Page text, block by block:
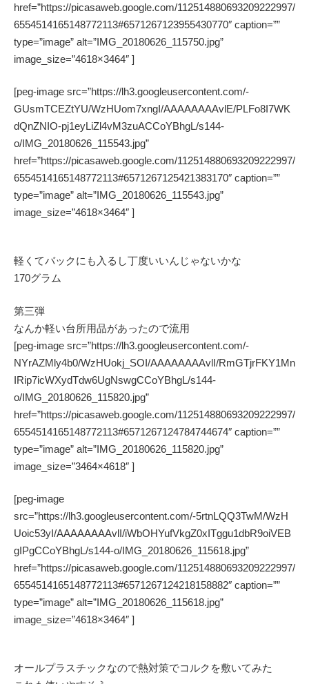
href=”https://picasaweb.google.com/112514880693209222997/
6554514165148772113#6571267123955430770″ caption=””
type=”image” alt=”IMG_20180626_115750.jpg”
image_size=”4618×3464″ ]
[peg-image src=”https://lh3.googleusercontent.com/-
GUsmTCEZtYU/WzHUom7xngI/AAAAAAAAvlE/PLFo8I7WK
dQnZNIO-pj1eyLiZl4vM3zuACCoYBhgL/s144-
o/IMG_20180626_115543.jpg”
href=”https://picasaweb.google.com/112514880693209222997/
6554514165148772113#6571267125421383170″ caption=””
type=”image” alt=”IMG_20180626_115543.jpg”
image_size=”4618×3464″ ]
軽くてバックにも入るし丁度いいんじゃないかな
170グラム
第三弾
なんか軽い台所用品があったので流用
[peg-image src=”https://lh3.googleusercontent.com/-
NYrAZMly4b0/WzHUokj_SOI/AAAAAAAAvlI/RmGTjrFKY1Mn
IRip7icWXydTdw6UgNswgCCoYBhgL/s144-
o/IMG_20180626_115820.jpg”
href=”https://picasaweb.google.com/112514880693209222997/
6554514165148772113#6571267124784744674″ caption=””
type=”image” alt=”IMG_20180626_115820.jpg”
image_size=”3464×4618″ ]
[peg-image
src=”https://lh3.googleusercontent.com/-5rtnLQQ3TwM/WzH
Uoic53yI/AAAAAAAAvlI/iWbOHYufVkgZ0xITggu1dbR9oiVEB
gIPgCCoYBhgL/s144-o/IMG_20180626_115618.jpg”
href=”https://picasaweb.google.com/112514880693209222997/
6554514165148772113#6571267124218158882″ caption=””
type=”image” alt=”IMG_20180626_115618.jpg”
image_size=”4618×3464″ ]
オールプラスチックなので熱対策でコルクを敷いてみた